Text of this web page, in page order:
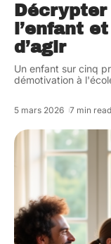
l’enfant
d’agir
Un enfant sur cinq
démotivation à
5 mars 2026 7 min read